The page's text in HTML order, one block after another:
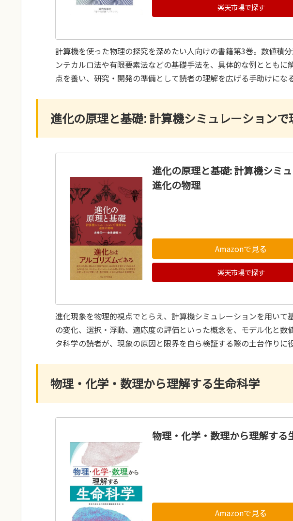
楽天市場で探す
計算機を使った物理の探究を深めたい人向けの書籍第3巻。数値積
ンテカルロ法や有限要素法などの基礎手法を、具体的な例とともに
点を養い、研究・開発の準備として読者の理解を広げる手助けにな
進化の原理と基礎: 計算機シミュレーション
進化の原理と基礎: 計算機シミ
進化の物理
Amazonで見る
楽天市場で探す
進化現象を物理的視点でとらえ、計算機シミュレーションを用いて
の変化、選択・浮動、適応度の評価といった概念を、モデル化と数
タ科学の読者が、現象の原因と限界を自ら検証する際の土台作りに
物理・化学・数理から理解する生命科学
物理・化学・数理から理解する
Amazonで見る